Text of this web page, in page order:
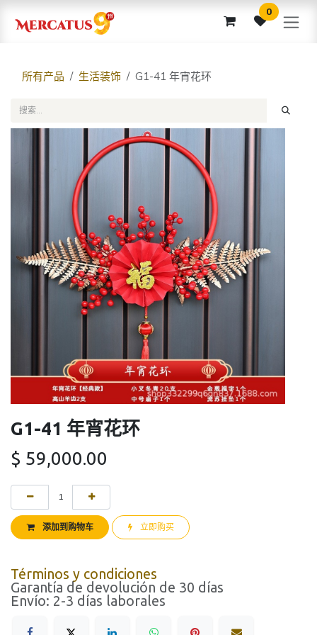
0
所有产品 生活装饰 G1-41 年宵花环
G1-41 年宵花环
$ 59,000.00
添加到购物车 立即购买
Términos y condiciones
Garantía de devolución de 30 días
Envío: 2-3 días laborales